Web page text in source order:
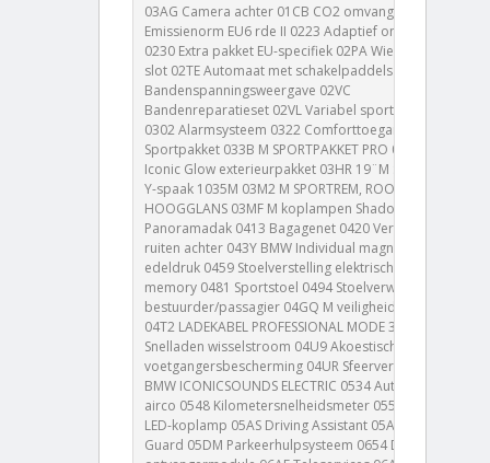
03AG Camera achter 01CB CO2 omvang 01DF
Emissienorm EU6 rde II 0223 Adaptief onderstel
0230 Extra pakket EU-specifiek 02PA Wielbout met
slot 02TE Automaat met schakelpaddels 02VB
Bandenspanningsweergave 02VC
Bandenreparatieset 02VL Variabel sportstuurwiel
0302 Alarmsysteem 0322 Comforttoegang 0337 M
Sportpakket 033B M SPORTPAKKET PRO 03DP BMW
Iconic Glow exterieurpakket 03HR 19¨M Sportvelgen
Y-spaak 1035M 03M2 M SPORTREM, ROOD
HOOGGLANS 03MF M koplampen Shadow Line 0402
Panoramadak 0413 Bagagenet 0420 Verduisterde
ruiten achter 043Y BMW Individual magnolia
edeldruk 0459 Stoelverstelling elektrisch met
memory 0481 Sportstoel 0494 Stoelverwarming
bestuurder/passagier 04GQ M veiligheidsgordels
04T2 LADEKABEL PROFESSIONAL MODE 3 04U8
Snelladen wisselstroom 04U9 Akoestische
voetgangersbescherming 04UR Sfeerverlichting 04V1
BMW ICONICSOUNDS ELECTRIC 0534 Automatische
airco 0548 Kilometersnelheidsmeter 0552 Adaptieve
LED-koplamp 05AS Driving Assistant 05AV Active
Guard 05DM Parkeerhulpsysteem 0654 DAB-